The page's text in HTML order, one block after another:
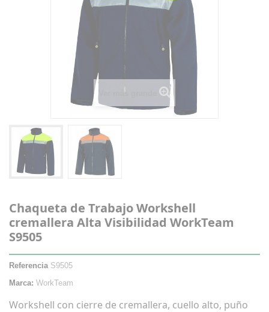
Ver más grande
Chaqueta de Trabajo Workshell
cremallera Alta Visibilidad WorkTeam
S9505
Referencia S9505
Marca: WorkTeam
Workshell con cierre de cremallera, cuello alto, puño